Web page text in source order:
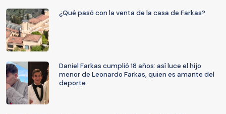
¿Qué pasó con la venta de la casa de Farkas?
Daniel Farkas cumplió 18 años: así luce el hijo
menor de Leonardo Farkas, quien es amante del
deporte